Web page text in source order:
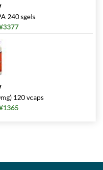
240 sgels
120 vcaps